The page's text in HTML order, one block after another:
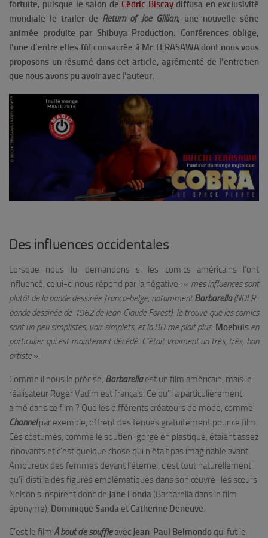
fortuite, puisque le salon deCédric Biscaydiffusa en exclusivité
mondiale le trailer de Return of Joe Gillian, une nouvelle série
animée produite par Shibuya Production. Conférences oblige,
l’une d’entre elles fût consacrée à Mr TERASAWA dont nous vous
proposons un résumé dans cet article, agrémenté de l’entretien
que nous avons pu avoir avec l’auteur.
Des influences occidentales
Lorsque nous lui demandons si les comics américains l’ont
influencé, celui-ci nous répond par la négative : « mes influences sont
plutôt de la bande dessinée franco-belge, notammentBarbarella(NDLR :
bande dessinée de 1962 de Jean-Claude Forest). Je trouve que les comics
sont un peu simplistes, voir simplets, et la BD me plait plus, Moebuis en
particulier qui est maintenant décédé. C’était vraiment un très, très, bon
artiste».
Comme il nous le précise, Barbarella est un film américain, mais le
réalisateur Roger Vadim est français. Ce qu’il a particulièrement
aimé dans ce film ? Que les différents créateurs de mode, comme
Channel par exemple, offrent des tenues gratuitement pour ce film.
Ces costumes, comme le soutien-gorge en plastique, étaient assez
innovants et c’est quelque chose qui n’était pas imaginable avant.
Amoureux des femmes devant l’éternel, c’est tout naturellement
qu’il distilla des figures emblématiques dans son œuvre : les sœurs
Nelson s’inspirent donc de Jane Fonda (Barbarella dans le film
éponyme), Dominique Sanda et Catherine Deneuve.
C’est le film À bout de souffleavec Jean-Paul Belmondo qui fut le